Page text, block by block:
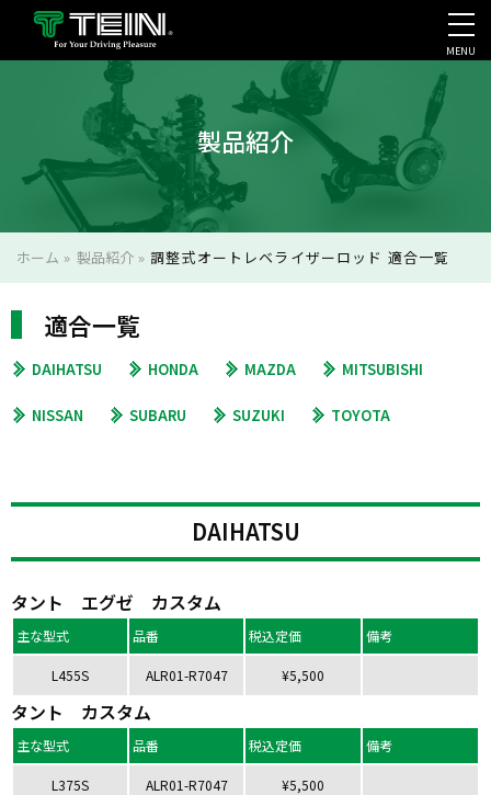
会社案内・採用・IR
MENU
製品紹介
ホーム » 製品紹介»調整式オートレベライザーロッド 適合一覧
適合一覧
DAIHATSU HONDA MAZDA MITSUBISHI
NISSAN SUBARU SUZUKI TOYOTA
DAIHATSU
タント エグゼ カスタム
主な型式 品番 税込定価 備考
L455S ALR01-R7047 ¥5,500
タント カスタム
主な型式 品番 税込定価 備考
L375S ALR01-R7047 ¥5,500